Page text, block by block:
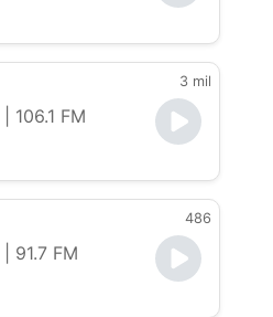
3 mil
| 106.1 FM
486
| 91.7 FM